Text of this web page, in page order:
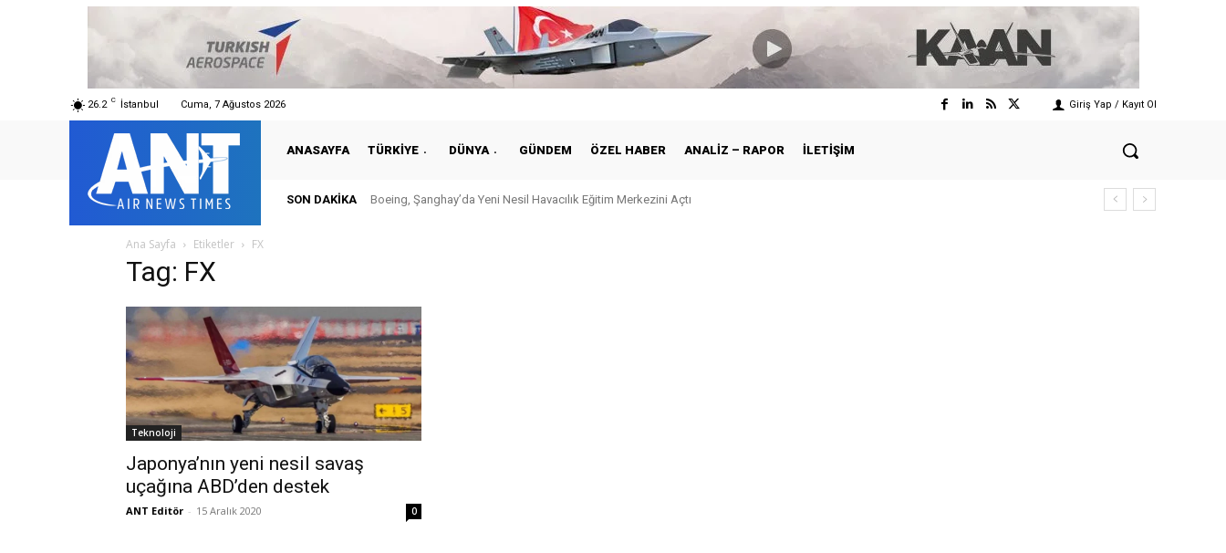
26.2 C İstanbul Cuma, 7 Ağustos 2026 Giriş Yap / Kayıt Ol
ANASAYFA TÜRKIYE DÜNYA GÜNDEM ÖZEL HABER ANALIZ – RAPOR İLETIŞIM
SON DAKIKA Boeing, Şanghay’da Yeni Nesil Havacılık Eğitim Merkezini Açtı
Ana Sayfa Etiketler FX
Tag: FX
Teknoloji
Japonya’nın yeni nesil savaş
uçağına ABD’den destek
ANT Editör - 15 Aralık 2020 0